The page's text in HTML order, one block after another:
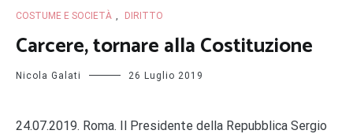
COSTUME E SOCIETÀ DIRITTO
Carcere, tornare alla Costituzione
Nicola Galati 26 Luglio 2019
24.07.2019. Roma. Il Presidente della Repubblica Sergio